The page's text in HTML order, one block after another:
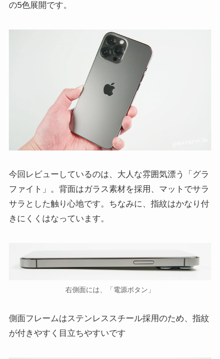
の5色展開です。
今回レビューしているのは、大人な雰囲気漂う「グラ
ファイト」。背面はガラス素材を採用、マットでサラ
サラとした触り心地です。ちなみに、指紋はかなり付
きにくくはなっています。
右側面には、「電源ボタン」
側面フレームはステンレススチール採用のため、指紋
が付きやすく目立ちやすいです